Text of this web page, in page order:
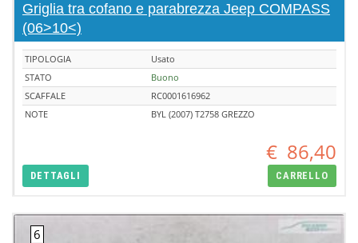
Griglia tra cofano e parabrezza Jeep COMPASS
(06>10<)
TIPOLOGIA
Usato
STATO
Buono
SCAFFALE
RC0001616962
NOTE
BYL (2007) T2758 GREZZO
€ 86,40
DETTAGLI CARRELLO